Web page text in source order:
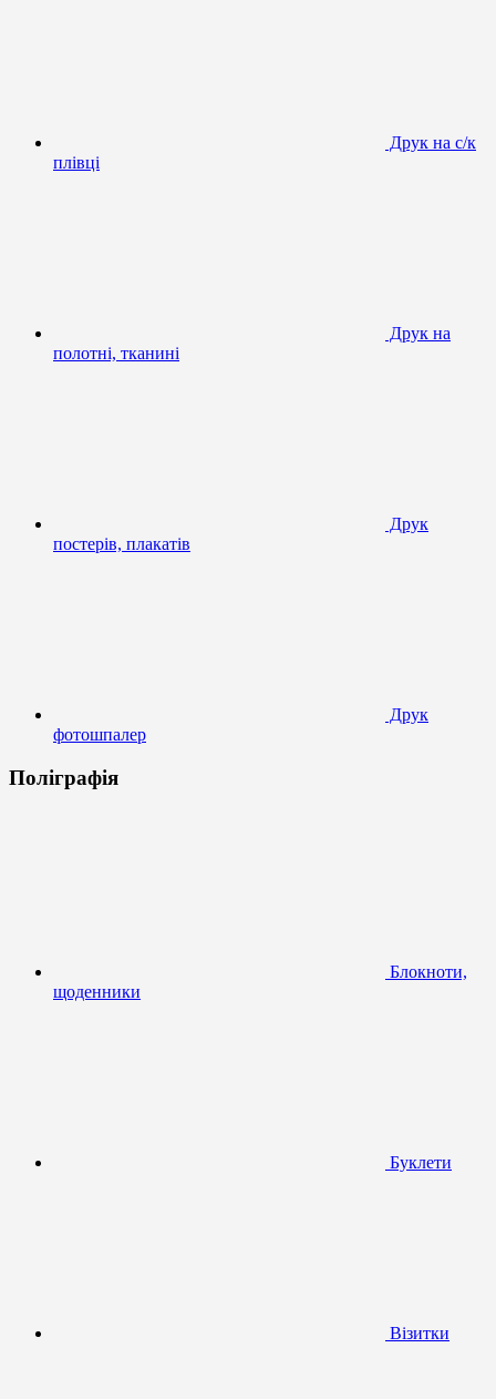
Друк на с/к
плівці
Друк на
полотні, тканині
Друк
постерів, плакатів
Друк
фотошпалер
Поліграфія
Блокноти,
щоденники
Буклети
Візитки